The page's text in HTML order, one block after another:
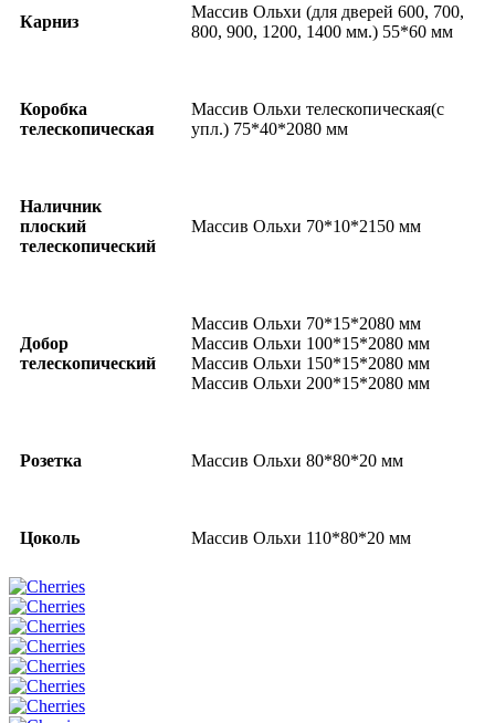
Карниз
Массив Ольхи (для дверей 600, 700,
800, 900, 1200, 1400 мм.) 55*60 мм
Коробка
телескопическая
Массив Ольхи телескопическая(с
упл.) 75*40*2080 мм
Наличник
плоский
телескопический
Массив Ольхи 70*10*2150 мм
Добор
телескопический
Массив Ольхи 70*15*2080 мм
Массив Ольхи 100*15*2080 мм
Массив Ольхи 150*15*2080 мм
Массив Ольхи 200*15*2080 мм
Розетка Массив Ольхи 80*80*20 мм
Цоколь Массив Ольхи 110*80*20 мм